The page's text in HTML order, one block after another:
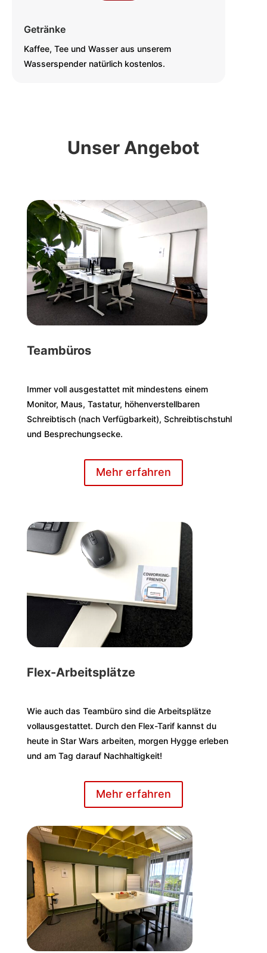
Getränke
Kaffee, Tee und Wasser aus unserem
Wasserspender natürlich kostenlos.
Unser Angebot
Teambüros
Immer voll ausgestattet mit mindestens einem
Monitor, Maus, Tastatur, höhenverstellbaren
Schreibtisch (nach Verfügbarkeit), Schreibtischstuhl
und Besprechungsecke.
Mehr erfahren
Flex-Arbeitsplätze
Wie auch das Teambüro sind die Arbeitsplätze
vollausgestattet. Durch den Flex-Tarif kannst du
heute in Star Wars arbeiten, morgen Hygge erleben
und am Tag darauf Nachhaltigkeit!
Mehr erfahren